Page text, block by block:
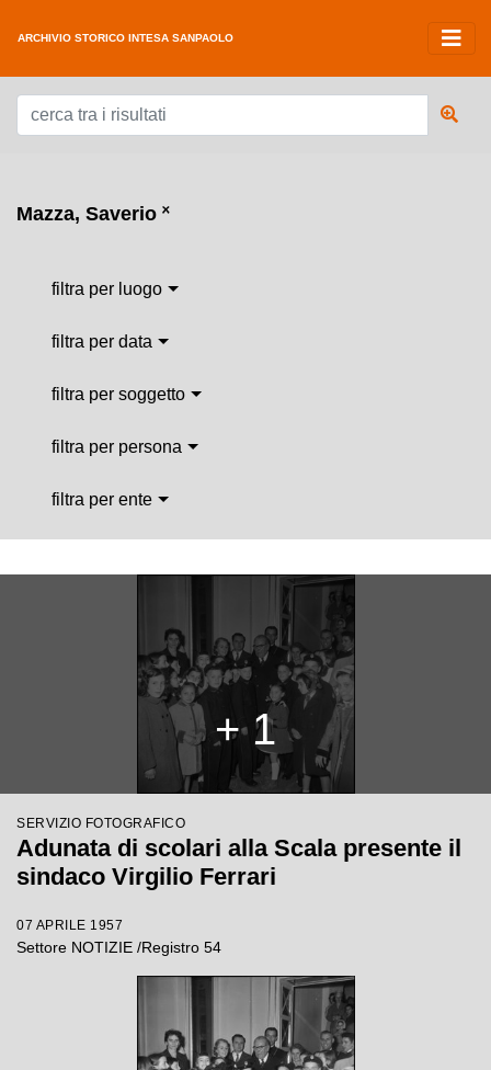
ARCHIVIO STORICO INTESA SANPAOLO
Mazza, Saverio ˟
filtra per luogo
filtra per data
filtra per soggetto
filtra per persona
filtra per ente
+ 1
SERVIZIO FOTOGRAFICO
Adunata di scolari alla Scala presente il
sindaco Virgilio Ferrari
07 APRILE 1957
Settore NOTIZIE /Registro 54